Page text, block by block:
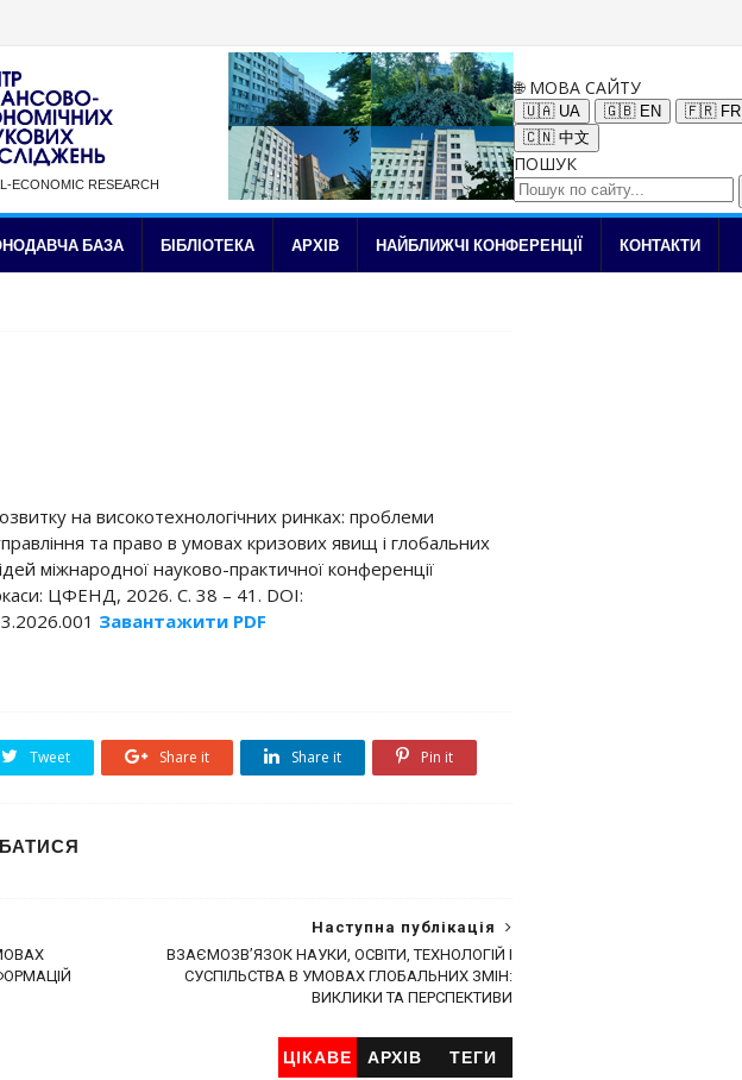
ECONOMIC RESEARCH
🌐 МОВА САЙТУ
🇺🇦 UA 🇬🇧 EN 🇫🇷 FR
🇨🇳 中文
ПОШУК
✉ Підписка на новини
БАЗА БІБЛІОТЕКА АРХІВ НАЙБЛИЖЧІ КОНФЕРЕНЦІЇ КОНТАКТИ
на високотехнологічних ринках: проблеми
та право в умовах кризових явищ і глобальних
міжнародної науково-практичної конференції
ЦФЕНД, 2026. С. 38 – 41. DOI:
Завантажити PDF
Tweet Share it Share it Pin it
Наступна публікація
ВЗАЄМОЗВ’ЯЗОК НАУКИ, ОСВІТИ, ТЕХНОЛОГІЙ І
СУСПІЛЬСТВА В УМОВАХ ГЛОБАЛЬНИХ ЗМІН:
ВИКЛИКИ ТА ПЕРСПЕКТИВИ
ЦІКАВЕ АРХІВ ТЕГИ